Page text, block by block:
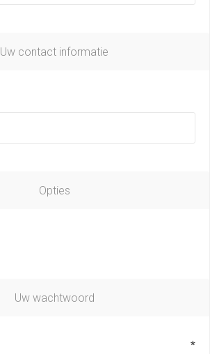
Uw contact informatie
Opties
Uw wachtwoord
*